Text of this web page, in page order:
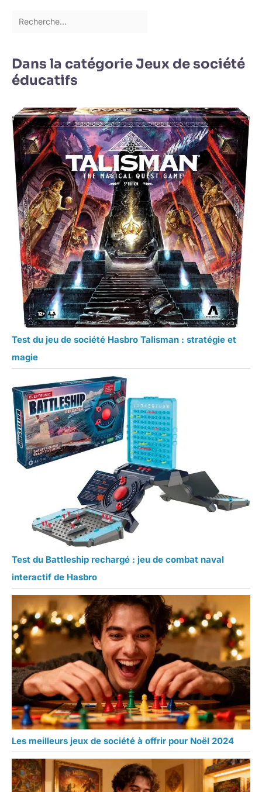
Dans la catégorie Jeux de société
éducatifs
Test du jeu de société Hasbro Talisman : stratégie et
magie
Test du Battleship rechargé : jeu de combat naval
interactif de Hasbro
Les meilleurs jeux de société à offrir pour Noël 2024